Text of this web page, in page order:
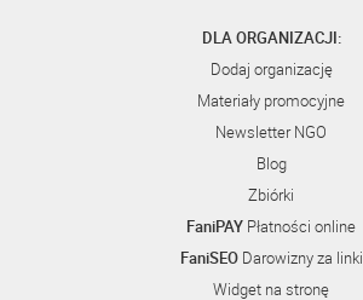
DLA ORGANIZACJI:
Dodaj organizację
Materiały promocyjne
Newsletter NGO
Blog
Zbiórki
FaniPAY Płatności online
FaniSEODarowizny za linki
Widget na stronę